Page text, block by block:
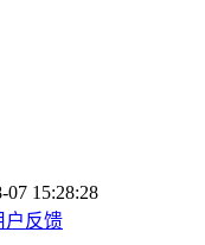
07 15:28:28
户反馈